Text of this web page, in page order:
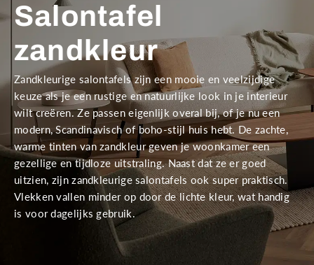
Salontafel
zandkleur
Zandkleurige salontafels zijn een mooie en veelzijdige
keuze als je een rustige en natuurlijke look in je interieur
wilt creëren. Ze passen eigenlijk overal bij, of je nu een
modern, Scandinavisch of boho-stijl huis hebt. De zachte,
warme tinten van zandkleur geven je woonkamer een
gezellige en tijdloze uitstraling. Naast dat ze er goed
uitzien, zijn zandkleurige salontafels ook super praktisch.
Vlekken vallen minder op door de lichte kleur, wat handig
is voor dagelijks gebruik.